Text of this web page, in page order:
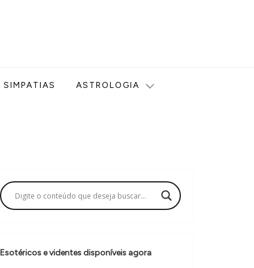
SIMPATIAS ASTROLOGIA
Esotéricos e videntes disponíveis agora